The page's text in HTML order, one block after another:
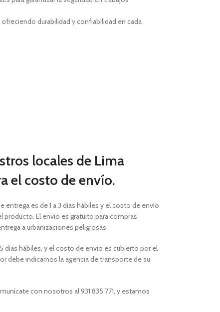
durabilidad y confiabilidad en cada
locales de Lima
el costo de envío.
entrega es de 1 a 3 días hábiles y el costo de envío
El envío es gratuito para compras
a urbanizaciones peligrosas.
días hábiles, y el costo de envío es cubierto por el
debe indicarnos la agencia de transporte de su
con nosotros al 931 835 771, y estamos